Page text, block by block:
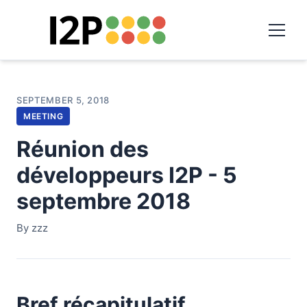
SEPTEMBER 5, 2018
MEETING
Réunion des
développeurs I2P - 5
septembre 2018
By zzz